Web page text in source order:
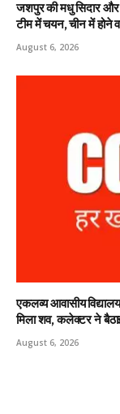
जशपुर की मधु सिदार और
टीम में चयन, चीन में होने
August 6, 2026
एकलव्य आवासीय
मिला शव, कलेक्टर ने
August 6, 2026